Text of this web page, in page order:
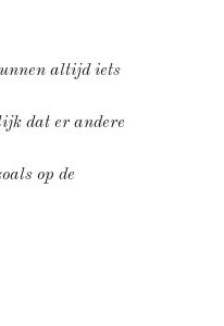
altijd iets
dat er andere
op de